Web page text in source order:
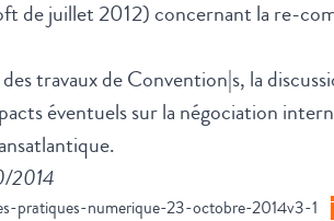
de juillet 2012) concernant la re-
travaux de Convention|s, la
éventuels sur la négociation
2014
pratiques-numerique-23-octobre-2014v3-1